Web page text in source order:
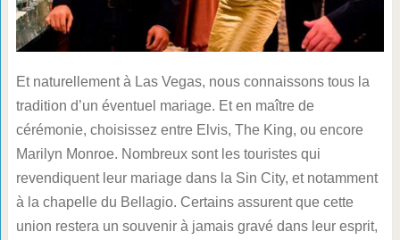
Et naturellement à Las Vegas, nous connaissons tous la
tradition d’un éventuel mariage. Et en maître de
cérémonie, choisissez entre Elvis, The King, ou encore
Marilyn Monroe. Nombreux sont les touristes qui
revendiquent leur mariage dans la Sin City, et notamment
à la chapelle du Bellagio. Certains assurent que cette
union restera un souvenir à jamais gravé dans leur esprit,